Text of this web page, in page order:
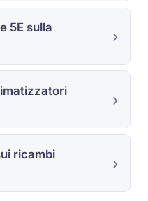
5E sulla
ricambi